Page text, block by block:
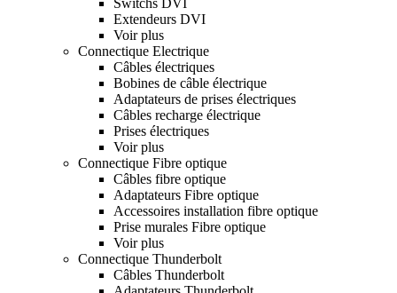
Extendeurs DVI
Voir plus
Connectique Electrique
Câbles électriques
Bobines de câble électrique
Adaptateurs de prises électriques
Câbles recharge électrique
Prises électriques
Voir plus
Connectique Fibre optique
Câbles fibre optique
Adaptateurs Fibre optique
Accessoires installation fibre optique
Prise murales Fibre optique
Voir plus
Connectique Thunderbolt
Câbles Thunderbolt